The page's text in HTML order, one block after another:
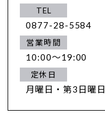
TEL
0877-28-5584
営業時間
10:00～19:00
定休日
月曜日・第3日曜日